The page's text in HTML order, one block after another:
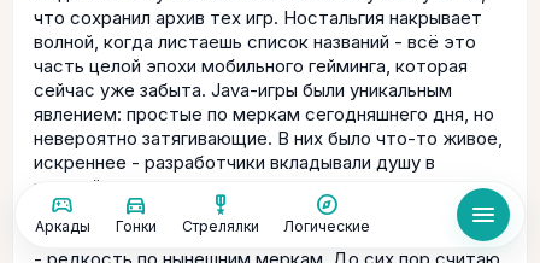
sports_esports
Аркады
directions_car
Гонки
military_tech
Стрелялки
explore
Логические menu
что сохранил архив тех игр. Ностальгия накрывает
волной, когда листаешь список названий - всё это
часть целой эпохи мобильного гейминга, которая
сейчас уже забыта. Java-игры были уникальным
явлением: простые по меркам сегодняшнего дня, но
невероятно затягивающие. В них было что-то живое,
искреннее - разработчики вкладывали душу в
каждый пиксель.
Nokia 6220 classic прослужил мне почти четыре года